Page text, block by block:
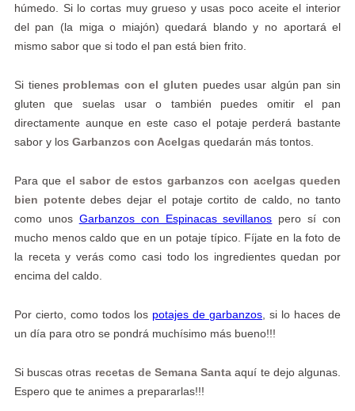
húmedo. Si lo cortas muy grueso y usas poco aceite el interior
del pan (la miga o miajón) quedará blando y no aportará el
mismo sabor que si todo el pan está bien frito.
Si tienes problemas con el gluten puedes usar algún pan sin
gluten que suelas usar o también puedes omitir el pan
directamente aunque en este caso el potaje perderá bastante
sabor y los Garbanzos con Acelgas quedarán más tontos.
Para que el sabor de estos garbanzos con acelgas queden
bien potentedebes dejar el potaje cortito de caldo, no tanto
como unos Garbanzos con Espinacas sevillanos pero sí con
mucho menos caldo que en un potaje típico. Fíjate en la foto de
la receta y verás como casi todo los ingredientes quedan por
encima del caldo.
Por cierto, como todos los potajes de garbanzos , si lo haces de
un día para otro se pondrá muchísimo más bueno!!!
Si buscas otras recetas de Semana Santa aquí te dejo algunas.
Espero que te animes a prepararlas!!!